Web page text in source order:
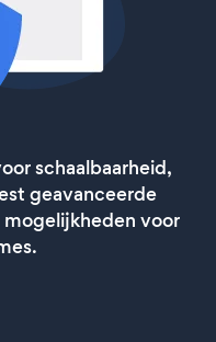
schaalbaarheid,
geavanceerde
voor